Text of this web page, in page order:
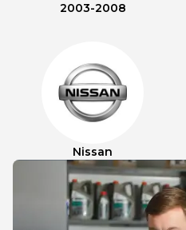
2003-2008
Nissan